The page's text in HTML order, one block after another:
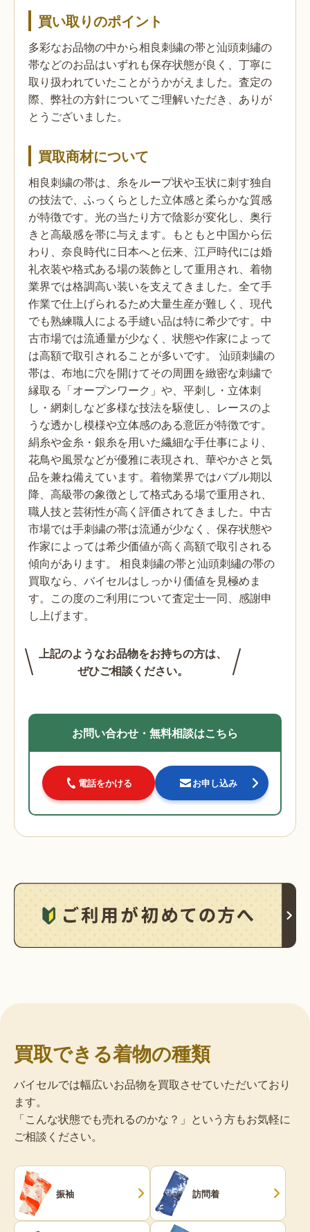
買い取りのポイント
多彩なお品物の中から相良刺繍の帯と汕頭刺繡の
帯などのお品はいずれも保存状態が良く、丁寧に
取り扱われていたことがうかがえました。査定の
際、弊社の方針についてご理解いただき、ありが
とうございました。
買取商材について
相良刺繍の帯は、糸をループ状や玉状に刺す独自
の技法で、ふっくらとした立体感と柔らかな質感
が特徴です。光の当たり方で陰影が変化し、奥行
きと高級感を帯に与えます。もともと中国から伝
わり、奈良時代に日本へと伝来、江戸時代には婚
礼衣装や格式ある場の装飾として重用され、着物
業界では格調高い装いを支えてきました。全て手
作業で仕上げられるため大量生産が難しく、現代
でも熟練職人による手縫い品は特に希少です。中
古市場では流通量が少なく、状態や作家によって
は高額で取引されることが多いです。
汕頭刺繍の
帯は、布地に穴を開けてその周囲を緻密な刺繍で
縁取る「オープンワーク」や、平刺し・立体刺
し・網刺しなど多様な技法を駆使し、レースのよ
うな透かし模様や立体感のある意匠が特徴です。
絹糸や金糸・銀糸を用いた繊細な手仕事により、
花鳥や風景などが優雅に表現され、華やかさと気
品を兼ね備えています。着物業界ではバブル期以
降、高級帯の象徴として格式ある場で重用され、
職人技と芸術性が高く評価されてきました。中古
市場では手刺繍の帯は流通が少なく、保存状態や
作家によっては希少価値が高く高額で取引される
傾向があります。
相良刺繍の帯と汕頭刺繡の帯の
買取なら、バイセルはしっかり価値を見極めま
す。この度のご利用について査定士一同、感謝申
し上げます。
上記のようなお品物をお持ちの方は、
ぜひご相談ください。
お問い合わせ・無料相談はこちら
電話をかける お申し込み
買取できる着物の種類
バイセルでは幅広いお品物を買取させていただいており
ます。
「こんな状態でも売れるのかな？」という方もお気軽に
ご相談ください。
振袖 訪問着